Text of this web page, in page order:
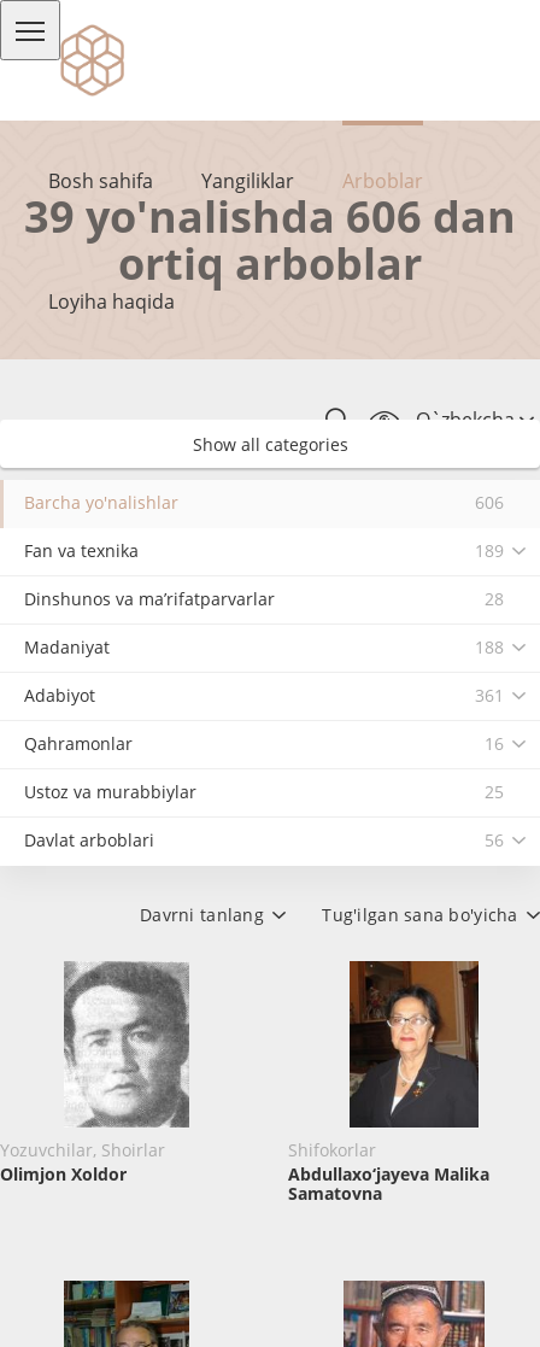
Bosh sahifa Yangiliklar Arboblar
Loyiha haqida
O`zbekcha
39 yo'nalishda 606 dan
ortiq arboblar
Show all categories
Barcha yo'nalishlar 606
Fan va texnika 189
Dinshunos va ma’rifatparvarlar 28
Madaniyat 188
Adabiyot 361
Qahramonlar 16
Ustoz va murabbiylar 25
Davlat arboblari 56
Tug'ilgan sana bo'yicha
Davrni tanlang
Yozuvchilar, Shoirlar
Olimjon Xoldor
Shifokorlar
Abdullaxo‘jayeva Malika
Samatovna